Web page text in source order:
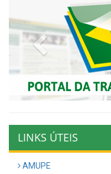
Previous
LINKS ÚTEIS
AMUPE